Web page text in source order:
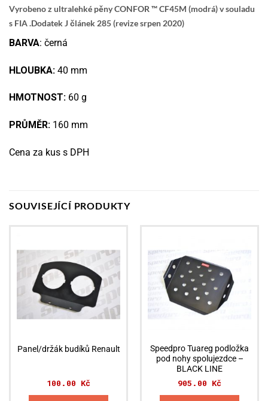
Vyrobeno z ultralehké pěny CONFOR ™ CF45M (modrá) v souladu
s FIA .Dodatek J článek 285 (revize srpen 2020)
BARVA: černá
HLOUBKA: 40 mm
HMOTNOST: 60 g
PRŮMĚR: 160 mm
Cena za kus s DPH
SOUVISEJÍCÍ PRODUKTY
Panel/držák budíků Renault
100.00 Kč
Speedpro Tuareg podložka
pod nohy spolujezdce –
BLACK LINE
905.00 Kč